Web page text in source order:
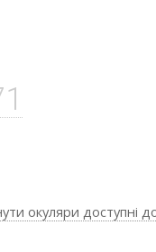
окуляри доступні